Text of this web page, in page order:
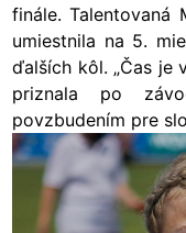
finále. Talentovaná
umiestnila na 5.
ďalších kôl. „Čas je
priznala po
povzbudením pre